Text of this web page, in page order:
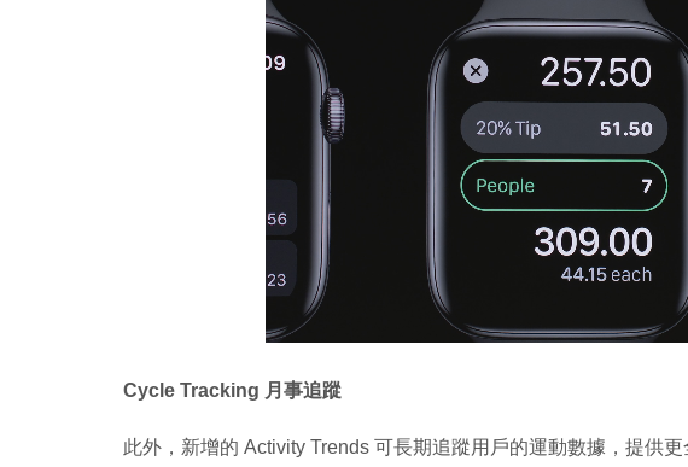
Cycle Tracking 月事追蹤
此外，新增的 Activity Trends 可長期追蹤用戶的運動數據，提供